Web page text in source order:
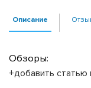
Описание
Обзоры:
+добавить статью